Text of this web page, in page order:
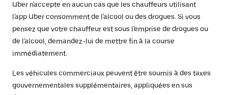
Uber n'accepte en aucun cas que les chauffeurs utilisant
l'app Uber consomment de l'alcool ou des drogues. Si vous
pensez que votre chauffeur est sous l'emprise de drogues ou
de l'alcool, demandez-lui de mettre fin à la course
immédiatement.
Les véhicules commerciaux peuvent être soumis à des taxes
gouvernementales supplémentaires, appliquées en sus